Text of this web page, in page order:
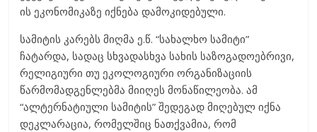
ის ეკონომიკაზე იქნება დამოკიდებული.
სამიტის კარებს მიღმა ე.წ. “სახალხო სამიტი”
ჩატარდა, სადაც სხვადასხვა სახის საზოგადოებრივი,
რელიგიური თუ ეკოლოგიური ორგანიზაციის
წარმომადგენლებმა მიიღეს მონაწილეობა. ამ
“ალტერნატიული სამიტის” შედეგად მიღებულ იქნა
დეკლარაცია, რომელშიც ნათქვამია, რომ